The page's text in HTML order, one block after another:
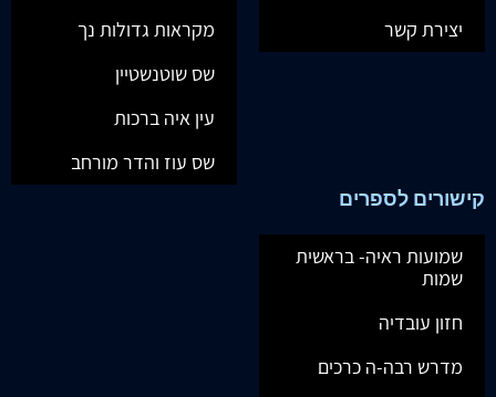
יצירת קשר
מקראות גדולות נך
שס שוטנשטיין
עין איה ברכות
שס עוז והדר מורחב
קישורים לספרים
שמועות ראיה- בראשית
שמות
חזון עובדיה
מדרש רבה-ה כרכים